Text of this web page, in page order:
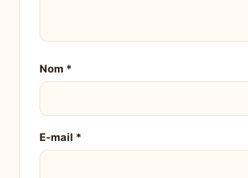
Nom *
E-mail *